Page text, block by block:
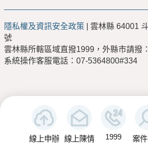
線上申辦 線上陳情 1999 案
隱私權及資訊安全政策 | 雲林縣 64001
號
雲林縣所轄區域直撥1999，外縣市請撥
系統操作客服電話：07-5364800#334